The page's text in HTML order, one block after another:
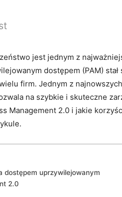
jest jednym z
dostępem (PAM)
firm. Jednym z
na szybkie i skuteczne
Management 2.0 i ⁤jakie
dostępem uprzywilejowanym
‌2.0